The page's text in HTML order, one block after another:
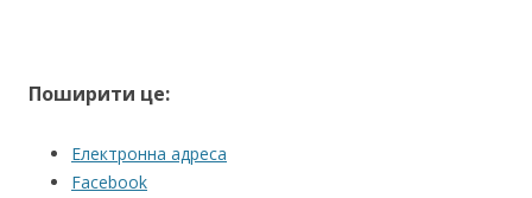
Поширити це:
Електронна адреса
Facebook